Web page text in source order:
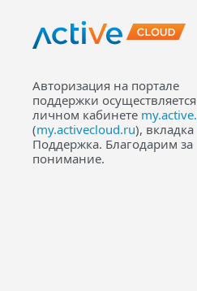
Авторизация на портале
поддержки
личном кабинете
(my.activecloud.ru), вкладка
Поддержка. Благодарим за
понимание.